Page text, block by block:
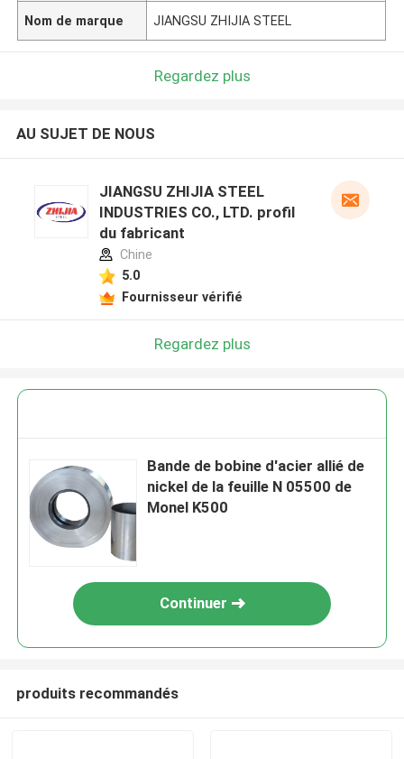
Nom de marque JIANGSU ZHIJIA STEEL
Regardez plus
AU SUJET DE NOUS
JIANGSU ZHIJIA STEEL
INDUSTRIES CO., LTD. profil
du fabricant
Chine
5.0
Fournisseur vérifié
Regardez plus
Bande de bobine d'acier allié de
nickel de la feuille N 05500 de
Monel K500
Continuer
produits recommandés